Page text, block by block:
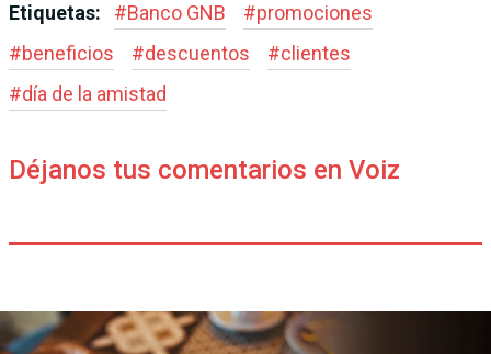
Etiquetas: #Banco GNB #promociones
#beneficios #descuentos #clientes
#día de la amistad
Déjanos tus comentarios en Voiz